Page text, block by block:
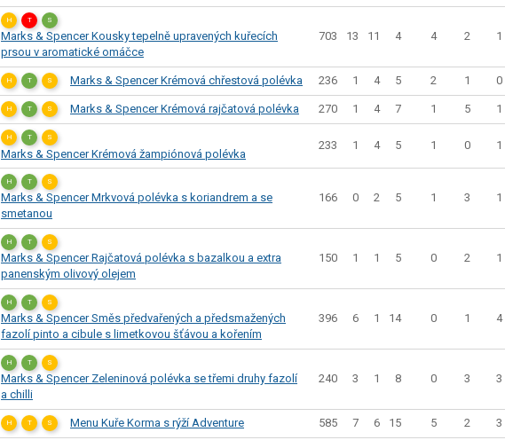
H T S
Marks & Spencer Kousky tepelně upravených kuřecích
prsou v aromatické omáčce
703 13 11 4 4 2 1
H T S Marks & Spencer Krémová chřestová polévka 236 1 4 5 2 1 0
H T S Marks & Spencer Krémová rajčatová polévka 270 1 4 7 1 5 1
H T S
Marks & Spencer Krémová žampiónová polévka
233 1 4 5 1 0 1
H T S
Marks & Spencer Mrkvová polévka s koriandrem a se
smetanou
166 0 2 5 1 3 1
H T S
Marks & Spencer Rajčatová polévka s bazalkou a extra
panenským olivový olejem
150 1 1 5 0 2 1
H T S
Marks & Spencer Směs předvařených a předsmažených
fazolí pinto a cibule s limetkovou šťávou a kořením
396 6 1 14 0 1 4
H T S
Marks & Spencer Zeleninová polévka se třemi druhy fazolí
a chilli
240 3 1 8 0 3 3
H T S Menu Kuře Korma s rýží Adventure 585 7 6 15 5 2 3